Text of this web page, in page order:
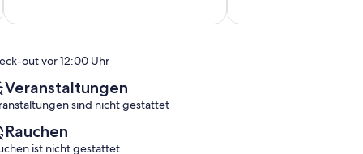
Sehr
Bewertung)
Außergewöhnlich,
out vor 12:00 Uhr
Veranstaltungen
sind nicht gestattet
Rauchen
ist nicht gestattet